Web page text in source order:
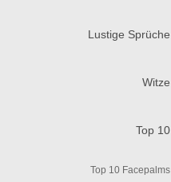
Lustige Sprüche
Witze
Top 10
Top 10 Facepalms